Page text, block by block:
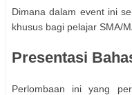
Dimana dalam event ini
khusus bagi pelajar SMA/
Presentasi
Perlombaan ini yang